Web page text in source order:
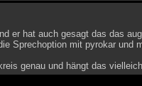
er hat auch gesagt das das
Sprechoption mit pyrokar und
genau und hängt das